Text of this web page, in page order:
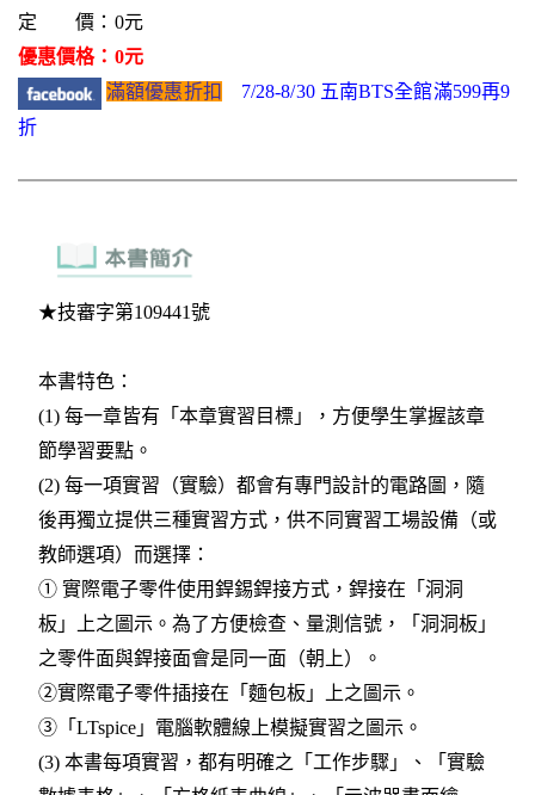
定 價：0元
優惠價格：0元
滿額優惠折扣
7/28-8/30 五南BTS全館滿599再9
折